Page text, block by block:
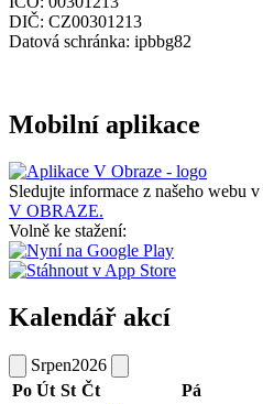
DIČ: CZ00301213
Datová schránka: ipbbg82
Mobilní aplikace
Sledujte informace z našeho webu v
V OBRAZE.
Volně ke stažení:
Kalendář akcí
Srpen2026
Po Út St Čt Pá